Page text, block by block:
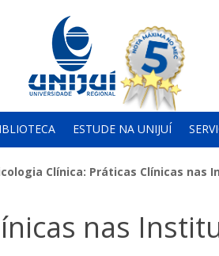
ESTUDE NA UNIJUÍ
Clínica: Práticas Clínicas nas
nas